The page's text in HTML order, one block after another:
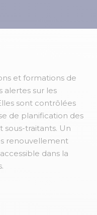
et formations de
alertes sur les
sont contrôlées
de planification des
sous-traitants. Un
renouvellement
dans la